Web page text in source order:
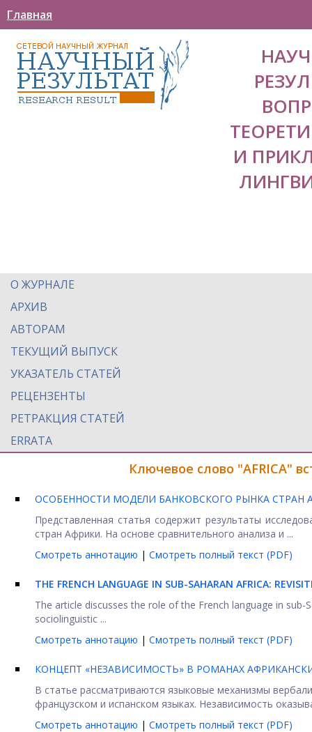
Главная
И
О ЖУРНАЛЕ
АРХИВ
АВТОРАМ
ТЕКУЩИЙ ВЫПУСК
УКАЗАТЕЛЬ СТАТЕЙ
РЕЦЕНЗЕНТЫ
РЕТРАКЦИЯ СТАТЕЙ
ERRATA
Ключевое слово "AFRICA"
ОСОБЕННОСТИ МОДЕЛИ БАНКОВСКОГО РЫНКА СТРАН
Представленная статья содержит результаты
стран Африки. На основе сравнительного анализа и ...
Смотреть аннотацию | Смотреть полный текст (PDF)
THE FRENCH LANGUAGE IN SUB-SAHARAN AFRICA:
The article discusses the role of the French language in
sociolinguistic ...
Смотреть аннотацию | Смотреть полный текст (PDF)
КОНЦЕПТ «НЕЗАВИСИМОСТЬ» В РОМАНАХ
В статье рассматриваются языковые механизмы
французском и испанском языках. Независимость
Смотреть аннотацию | Смотреть полный текст (PDF)